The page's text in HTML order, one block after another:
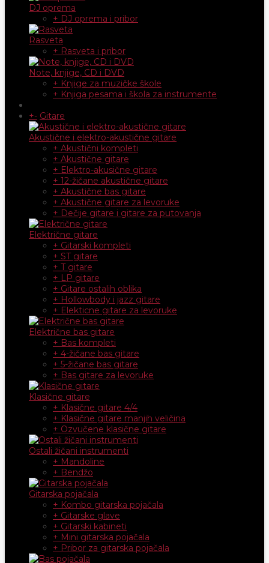
DJ oprema
+ DJ oprema i pribor
Rasveta
+ Rasveta i pribor
Note, knjige, CD i DVD
+ Knjige za muzičke škole
+ Knjiga pesama i škola za instrumente
+- Gitare
Akustične i elektro-akustične gitare
+ Akustični kompleti
+ Akustične gitare
+ Elektro-akusične gitare
+ 12-žičane akustične gitare
+ Akustične bas gitare
+ Akustične gitare za levoruke
+ Dečije gitare i gitare za putovanja
Električne gitare
+ Gitarski kompleti
+ ST gitare
+ T gitare
+ LP gitare
+ Gitare ostalih oblika
+ Hollowbody i jazz gitare
+ Elekticne gitare za levoruke
Električne bas gitare
+ Bas kompleti
+ 4-žičane bas gitare
+ 5-žičane bas gitare
+ Bas gitare za levoruke
Klasične gitare
+ Klasične gitare 4/4
+ Klasične gitare manjih veličina
+ Ozvučene klasične gitare
Ostali žičani instrumenti
+ Mandoline
+ Bendžo
Gitarska pojačala
+ Kombo gitarska pojačala
+ Gitarske glave
+ Gitarski kabineti
+ Mini gitarska pojačala
+ Pribor za gitarska pojačala